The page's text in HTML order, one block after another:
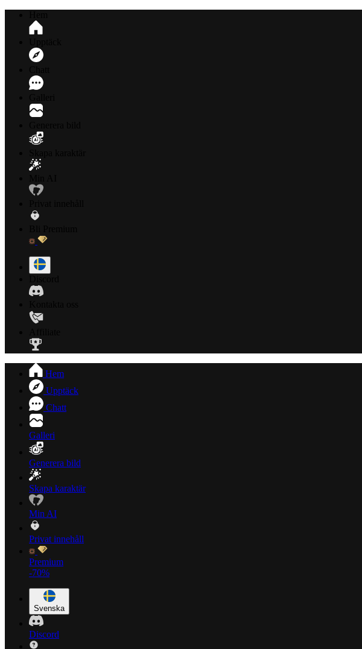
Hem
Upptäck
Chatt
Galleri
Generera bild
Skapa karaktär
Min AI
Privat innehåll
Premium
-70%
Svenska
Discord